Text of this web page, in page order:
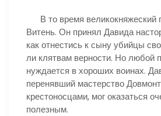
В то время великокняжеский
Витень. Он принял Давида
как отнестись к сыну убийцы
ли клятвам верности. Но любой
нуждается в хороших воинах.
перенявший мастерство
крестоносцами, мог оказаться
полезным.